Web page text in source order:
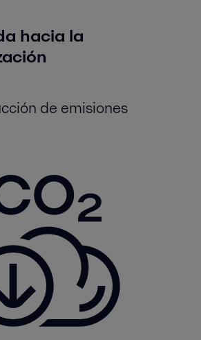
hacia la
de emisiones